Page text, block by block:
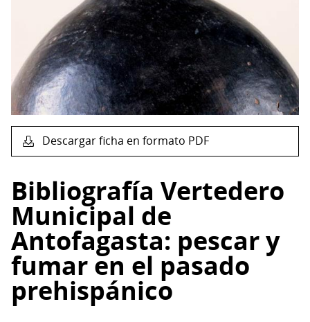
Descargar ficha en formato PDF
Bibliografía Vertedero
Municipal de
Antofagasta: pescar y
fumar en el pasado
prehispánico